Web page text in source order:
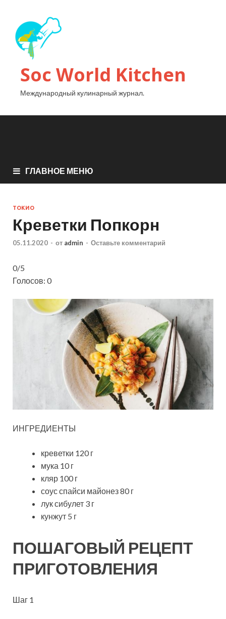
Soc World Kitchen
Международный кулинарный журнал.
ГЛАВНОЕ МЕНЮ
ТОКИО
Креветки Попкорн
05.11.2020 - от admin - Оставьте комментарий
0/5
Голосов: 0
ИНГРЕДИЕНТЫ
креветки 120 г
мука 10 г
кляр 100 г
соус спайси майонез 80 г
лук сибулет 3 г
кунжут 5 г
ПОШАГОВЫЙ РЕЦЕПТ
ПРИГОТОВЛЕНИЯ
Шаг 1